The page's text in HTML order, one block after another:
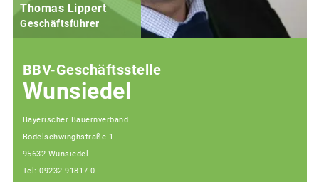
Thomas Lippert
Geschäftsführer
BBV-Geschäftsstelle
Wunsiedel
Bayerischer Bauernverband
Bodelschwinghstraße 1
95632 Wunsiedel
Tel: 09232 91817-0